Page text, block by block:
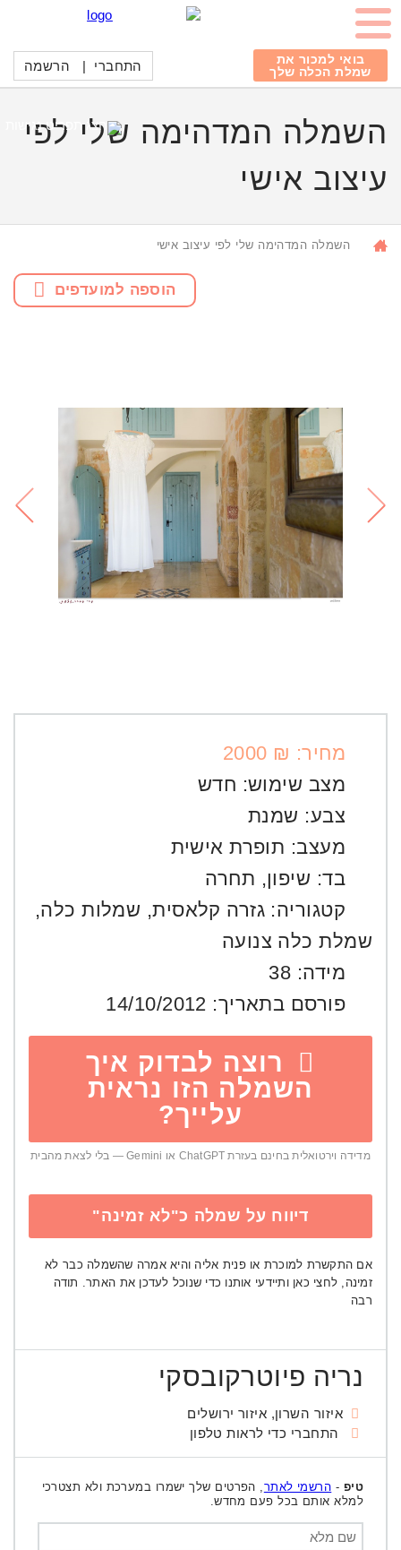
בואי למכור את
שמלת הכלה שלך
התחברי | הרשמה
השמלה המדהימה שלי לפי
עיצוב אישי
השמלה המדהימה שלי לפי עיצוב אישי
הוספה למועדפים
מחיר: ₪ 2000
מצב שימוש: חדש
צבע: שמנת
מעצב: תופרת אישית
בד: שיפון, תחרה
קטגוריה: גזרה קלאסית, שמלות כלה,
שמלת כלה צנועה
מידה: 38
פורסם בתאריך: 14/10/2012
רוצה לבדוק איך
השמלה הזו נראית
עלייך?
מדידה וירטואלית בחינם בעזרת ChatGPT או Gemini — בלי לצאת מהבית
דיווח על שמלה כ"לא זמינה"
אם התקשרת למוכרת או פנית אליה והיא אמרה שהשמלה כבר לא
זמינה, לחצי כאן ותיידעי אותנו כדי שנוכל לעדכן את האתר. תודה
רבה
נריה פיוטרקובסקי
איזור השרון, איזור ירושלים
התחברי כדי לראות טלפון
טיפ - הרשמי לאתר, הפרטים שלך ישמרו במערכת ולא תצטרכי
למלא אותם בכל פעם מחדש.